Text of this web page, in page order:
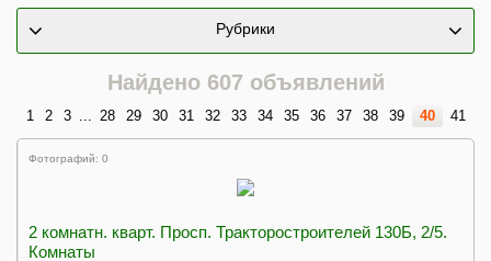
Рубрики
Найдено 607 объявлений
1 2 3 ... 28 29 30 31 32 33 34 35 36 37 38 39 40 41
Фотографий: 0
2 комнатн. кварт. Просп. Тракторостроителей 130Б, 2/5.
Комнаты